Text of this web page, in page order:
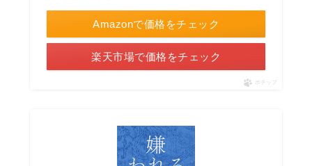
Amazonで価格をチェック
楽天市場で価格をチェック
ポチップ